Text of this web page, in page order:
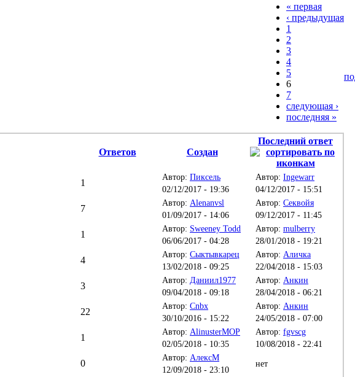
« первая
‹ предыдущая
1
2
3
4
5
6
7
следующая ›
последняя »
Ответов Создан
Последний ответ
1
Автор: Пиксель
02/12/2017 - 19:36
Автор: Ingewarr
04/12/2017 - 15:51
7
Автор: Alenanvsl
01/09/2017 - 14:06
Автор: Секвойя
09/12/2017 - 11:45
1
Автор: Sweeney Todd
06/06/2017 - 04:28
Автор: mulberry
28/01/2018 - 19:21
4
Автор: Сыктывкарец
13/02/2018 - 09:25
Автор: Аличка
22/04/2018 - 15:03
3
Автор: Даниил1977
09/04/2018 - 09:18
Автор: Анкин
28/04/2018 - 06:21
22
Автор: Cnbx
30/10/2016 - 15:22
Автор: Анкин
24/05/2018 - 07:00
1
Автор: AlinusterMOP
02/05/2018 - 10:35
Автор: fgvscg
10/08/2018 - 22:41
0
Автор: АлексM
12/09/2018 - 23:10
нет